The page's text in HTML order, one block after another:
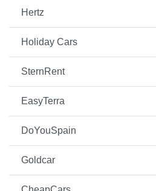
Hertz
Holiday Cars
SternRent
EasyTerra
DoYouSpain
Goldcar